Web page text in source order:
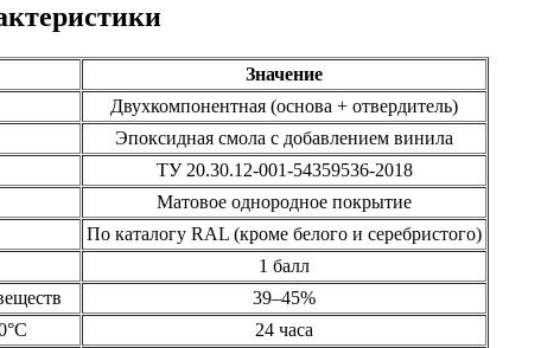
Значение
Двухкомпонентная (основа + отвердитель)
Эпоксидная смола с добавлением винила
ТУ 20.30.12-001-54359536-2018
Матовое однородное покрытие
По каталогу RAL (кроме белого и серебристого)
1 балл
39–45%
24 часа